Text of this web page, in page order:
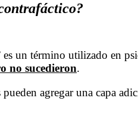
es un término utilizado en
no sucedieron.
agregar una capa